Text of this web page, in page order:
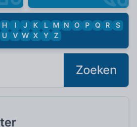
H I J K L M N O P Q R
S
U V W X Y Z
Zoeken